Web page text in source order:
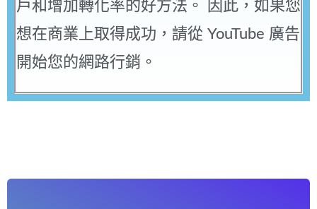
戶和增加轉化率的好方法。 因此，如果您
想在商業上取得成功，請從 YouTube 廣告
開始您的網路行銷。